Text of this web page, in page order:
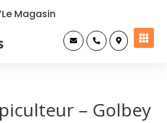
Le Magasin
   
– Golbey